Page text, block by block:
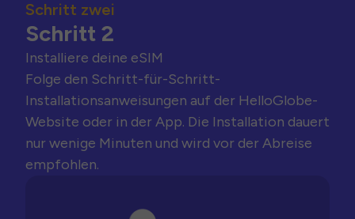
Schritt zwei
Schritt 2
Installiere deine eSIM
Folge den Schritt-für-Schritt-
Installationsanweisungen auf der HelloGlobe-
Website oder in der App. Die Installation dauert
nur wenige Minuten und wird vor der Abreise
empfohlen.